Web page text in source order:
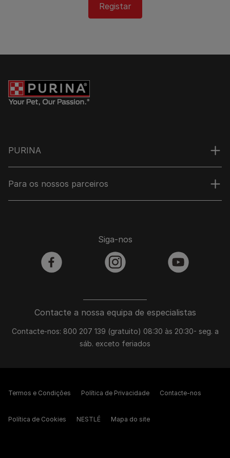
Registar
PURINA
Para os nossos parceiros
Contacte a nossa equipa de especialistas
Contacte-nos: 800 207 139 (gratuito) 08:30 às 20:30- seg. a
sáb. exceto feriados
Siga-nos
facebook instagram youtube
Termos e Condições Política de Privacidade Contacte-nos
Política de Cookies NESTLÉ Mapa do site